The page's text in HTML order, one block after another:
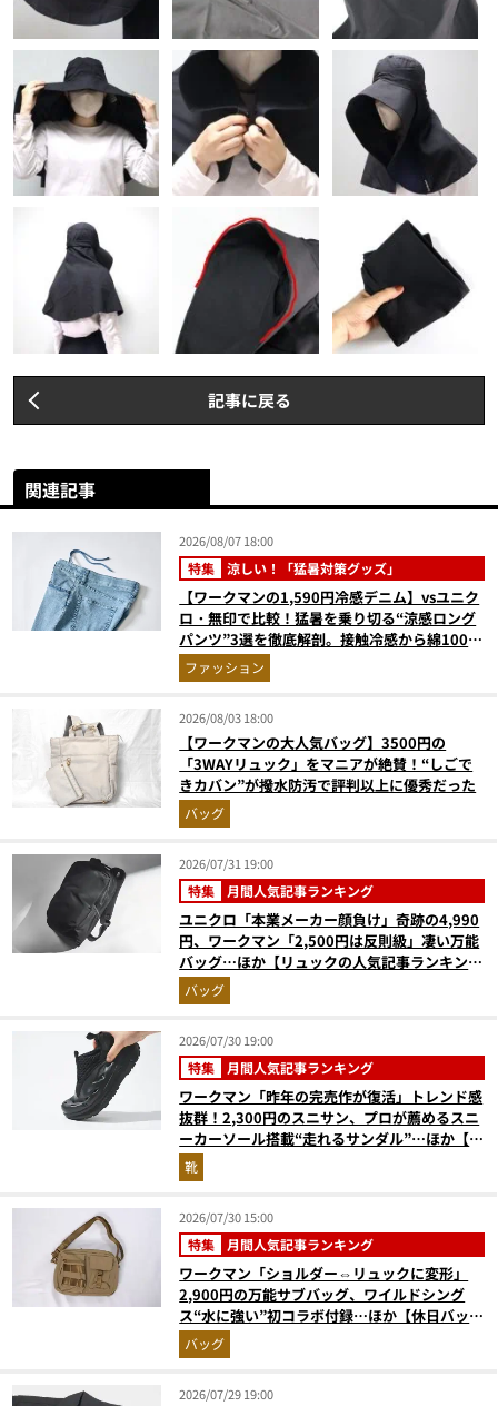
記事に戻る
関連記事
2026/08/07 18:00
特集 涼しい！「猛暑対策グッズ」
【ワークマンの1,590円冷感デニム】vsユニク
ロ・無印で比較！猛暑を乗り切る“涼感ロング
パンツ”3選を徹底解剖。接触冷感から綿100%
まで決定版
ファッション
2026/08/03 18:00
【ワークマンの大人気バッグ】3500円の
「3WAYリュック」をマニアが絶賛！“しごで
きカバン”が撥水防汚で評判以上に優秀だった
バッグ
2026/07/31 19:00
特集 月間人気記事ランキング
ユニクロ「本業メーカー顔負け」奇跡の4,990
円、ワークマン「2,500円は反則級」凄い万能
バッグ…ほか【リュックの人気記事ランキング
ベスト3】（2026年6月版）
バッグ
2026/07/30 19:00
特集 月間人気記事ランキング
ワークマン「昨年の完売作が復活」トレンド感
抜群！2,300円のスニサン、プロが薦めるスニ
ーカーソール搭載“走れるサンダル”…ほか【夏
シューズの人気記事ランキングベスト3】
（2026年6月版）
靴
2026/07/30 15:00
特集 月間人気記事ランキング
ワークマン「ショルダー⇔リュックに変形」
2,900円の万能サブバッグ、ワイルドシング
ス“水に強い”初コラボ付録…ほか【休日バッグ
の人気記事ランキングベスト3】（2026年6月
版）
バッグ
2026/07/29 19:00